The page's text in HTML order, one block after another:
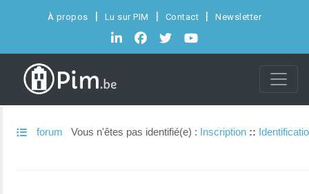
À propos Lu sur PIM Contact Newsletter
forum Vous n'êtes pas identifié(e) : Inscription ::